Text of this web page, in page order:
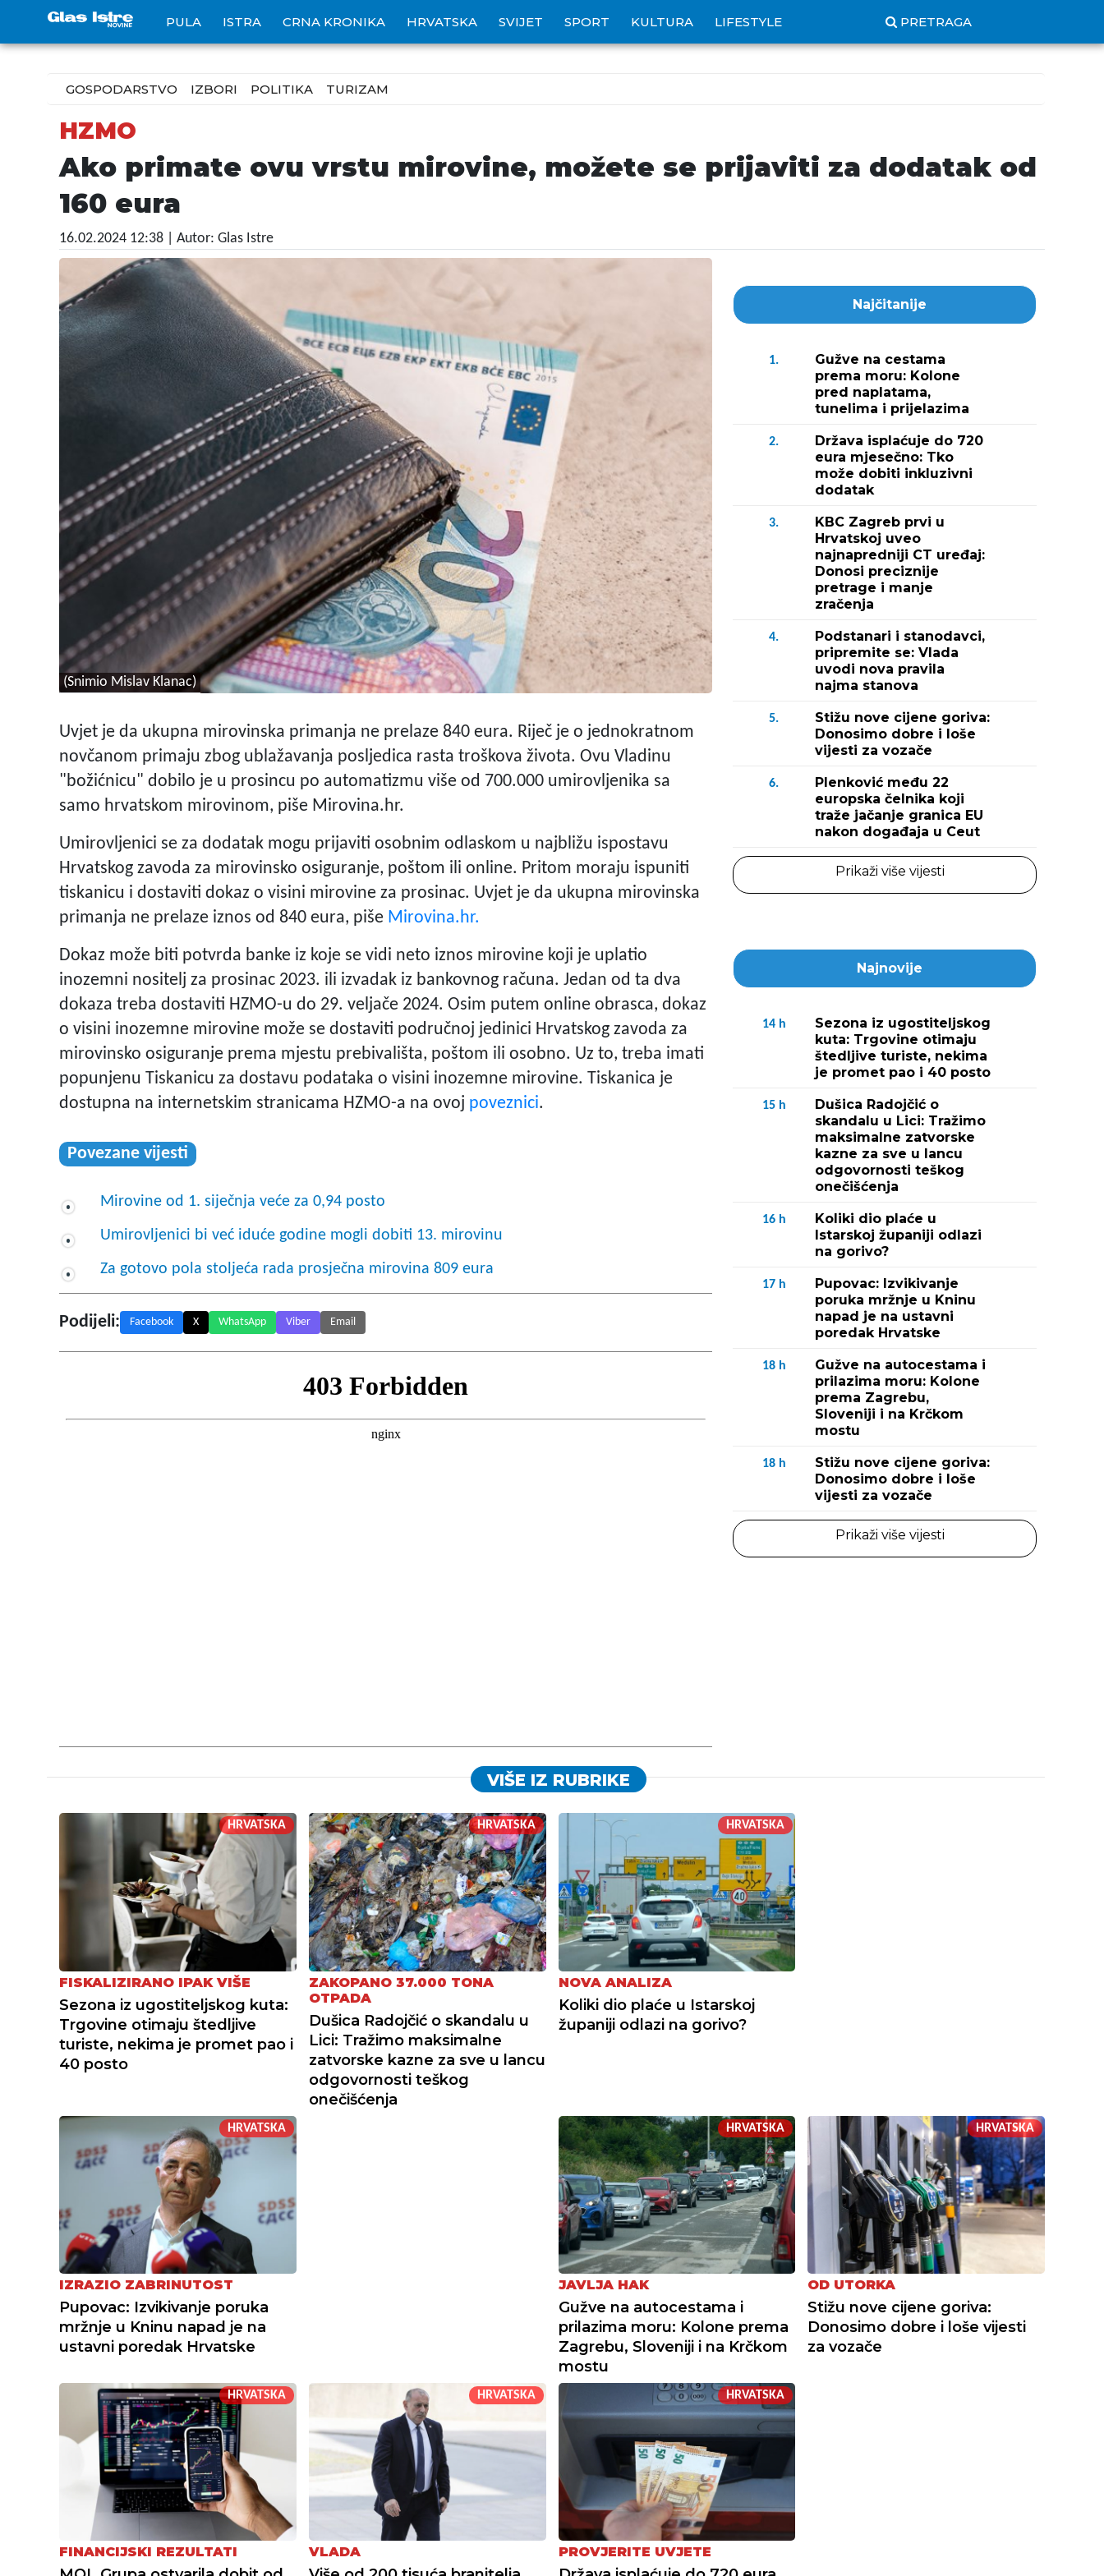
PULA ISTRA CRNA KRONIKA HRVATSKA SVIJET SPORT KULTURA LIFESTYLE PRETRAGA
GOSPODARSTVO IZBORI POLITIKA TURIZAM
HZMO
Ako primate ovu vrstu mirovine, možete se prijaviti za dodatak od
160 eura
16.02.2024 12:38 | Autor: Glas Istre
(Snimio Mislav Klanac)
Uvjet je da ukupna mirovinska primanja ne prelaze 840 eura. Riječ je o jednokratnom
novčanom primaju zbog ublažavanja posljedica rasta troškova života. Ovu Vladinu
"božićnicu" dobilo je u prosincu po automatizmu više od 700.000 umirovljenika sa
samo hrvatskom mirovinom, piše Mirovina.hr.
Umirovljenici se za dodatak mogu prijaviti osobnim odlaskom u najbližu ispostavu
Hrvatskog zavoda za mirovinsko osiguranje, poštom ili online. Pritom moraju ispuniti
tiskanicu i dostaviti dokaz o visini mirovine za prosinac. Uvjet je da ukupna mirovinska
primanja ne prelaze iznos od 840 eura, piše Mirovina.hr.
Dokaz može biti potvrda banke iz koje se vidi neto iznos mirovine koji je uplatio
inozemni nositelj za prosinac 2023. ili izvadak iz bankovnog računa. Jedan od ta dva
dokaza treba dostaviti HZMO-u do 29. veljače 2024. Osim putem online obrasca, dokaz
o visini inozemne mirovine može se dostaviti područnoj jedinici Hrvatskog zavoda za
mirovinsko osiguranje prema mjestu prebivališta, poštom ili osobno. Uz to, treba imati
popunjenu Tiskanicu za dostavu podataka o visini inozemne mirovine. Tiskanica je
dostupna na internetskim stranicama HZMO-a na ovoj poveznici.
Povezane vijesti
Mirovine od 1. siječnja veće za 0,94 posto
Umirovljenici bi već iduće godine mogli dobiti 13. mirovinu
Za gotovo pola stoljeća rada prosječna mirovina 809 eura
Podijeli: Facebook X WhatsApp Viber Email
Najčitanije
1.
Gužve na cestama
prema moru: Kolone
pred naplatama,
tunelima i prijelazima
2.
Država isplaćuje do 720
eura mjesečno: Tko
može dobiti inkluzivni
dodatak
3.
KBC Zagreb prvi u
Hrvatskoj uveo
najnapredniji CT uređaj:
Donosi preciznije
pretrage i manje
zračenja
4.
Podstanari i stanodavci,
pripremite se: Vlada
uvodi nova pravila
najma stanova
5.
Stižu nove cijene goriva:
Donosimo dobre i loše
vijesti za vozače
6.
Plenković među 22
europska čelnika koji
traže jačanje granica EU
nakon događaja u Ceut
Prikaži više vijesti
Najnovije
14 h
Sezona iz ugostiteljskog
kuta: Trgovine otimaju
štedljive turiste, nekima
je promet pao i 40 posto
15 h
Dušica Radojčić o
skandalu u Lici: Tražimo
maksimalne zatvorske
kazne za sve u lancu
odgovornosti teškog
onečišćenja
16 h
Koliki dio plaće u
Istarskoj županiji odlazi
na gorivo?
17 h
Pupovac: Izvikivanje
poruka mržnje u Kninu
napad je na ustavni
poredak Hrvatske
18 h
Gužve na autocestama i
prilazima moru: Kolone
prema Zagrebu,
Sloveniji i na Krčkom
mostu
18 h
Stižu nove cijene goriva:
Donosimo dobre i loše
vijesti za vozače
Prikaži više vijesti
VIŠE IZ RUBRIKE
HRVATSKA
FISKALIZIRANO IPAK VIŠE
Sezona iz ugostiteljskog kuta:
Trgovine otimaju štedljive
turiste, nekima je promet pao i
40 posto
HRVATSKA
ZAKOPANO 37.000 TONA
OTPADA
Dušica Radojčić o skandalu u
Lici: Tražimo maksimalne
zatvorske kazne za sve u lancu
odgovornosti teškog
onečišćenja
HRVATSKA
NOVA ANALIZA
Koliki dio plaće u Istarskoj
županiji odlazi na gorivo?
HRVATSKA
IZRAZIO ZABRINUTOST
Pupovac: Izvikivanje poruka
mržnje u Kninu napad je na
ustavni poredak Hrvatske
HRVATSKA
JAVLJA HAK
Gužve na autocestama i
prilazima moru: Kolone prema
Zagrebu, Sloveniji i na Krčkom
mostu
HRVATSKA
OD UTORKA
Stižu nove cijene goriva:
Donosimo dobre i loše vijesti
za vozače
HRVATSKA
FINANCIJSKI REZULTATI
HRVATSKA
VLADA
HRVATSKA
PROVJERITE UVJETE